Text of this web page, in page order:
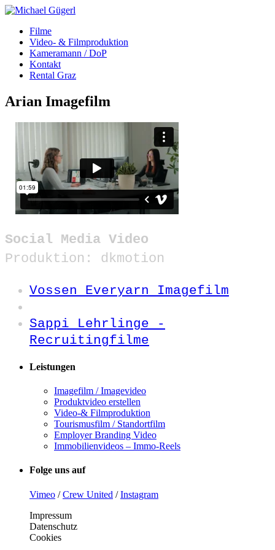
Filme
Video- & Filmproduktion
Kameramann / DoP
Kontakt
Rental Graz
Arian Imagefilm
Social Media Video
Produktion: dkmotion
Vossen Everyarn Imagefilm
Sappi Lehrlinge -
Recruitingfilme
Leistungen
Imagefilm / Imagevideo
Produktvideo erstellen
Video-& Filmproduktion
Tourismusfilm / Standortfilm
Employer Branding Video
Immobilienvideos – Immo-Reels
Folge uns auf
Vimeo /Crew United /Instagram
Impressum
Datenschutz
Cookies